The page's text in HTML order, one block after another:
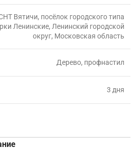
Вятичи, посёлок городского типа
Ленинские, Ленинский городской
округ, Московская область
Дерево, профнастил
3 дня